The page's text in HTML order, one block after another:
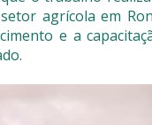
agrícola em
e a